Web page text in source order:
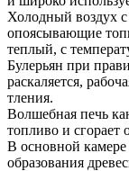
Холодный воздух с
опоясывающие
теплый, с
Булерьян при
раскаляется,
тления.
Волшебная печь
топливо и сгорает
В основной камере
образования